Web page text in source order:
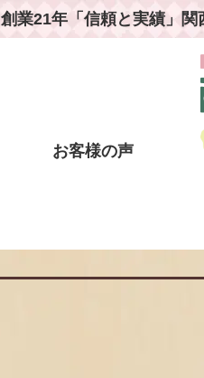
創業21年「信頼と実績」
お客様の声